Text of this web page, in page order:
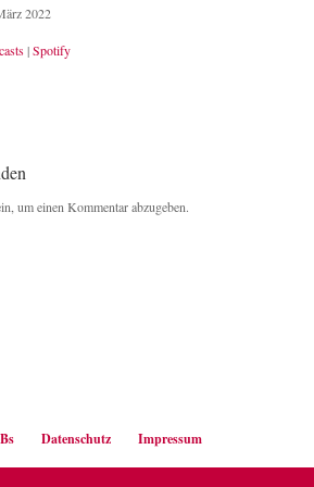
2022
|Spotify
um einen Kommentar abzugeben.
Datenschutz Impressum